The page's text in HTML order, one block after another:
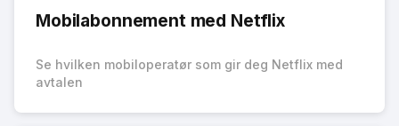
Mobilabonnement med Netflix
Se hvilken mobiloperatør som gir deg Netflix med
avtalen